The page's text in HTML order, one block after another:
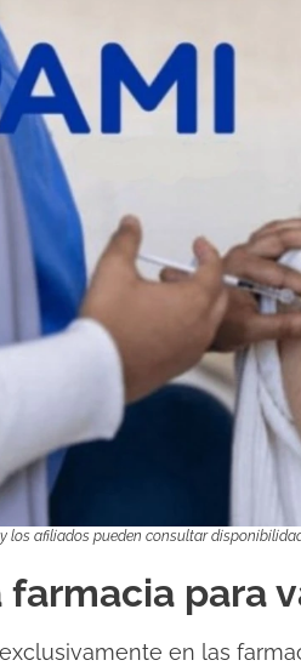
afiliados pueden consultar
para
en las